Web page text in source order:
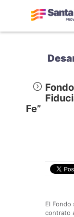
Fe”
El
contrato